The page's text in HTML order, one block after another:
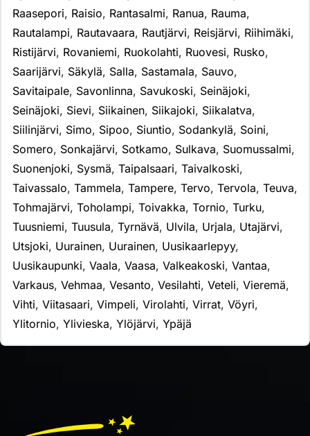
Raasepori, Raisio, Rantasalmi, Ranua, Rauma,
Rautalampi, Rautavaara, Rautjärvi, Reisjärvi, Riihimäki,
Ristijärvi, Rovaniemi, Ruokolahti, Ruovesi, Rusko,
Saarijärvi, Säkylä, Salla, Sastamala, Sauvo,
Savitaipale, Savonlinna, Savukoski, Seinäjoki,
Seinäjoki, Sievi, Siikainen, Siikajoki, Siikalatva,
Siilinjärvi, Simo, Sipoo, Siuntio, Sodankylä, Soini,
Somero, Sonkajärvi, Sotkamo, Sulkava, Suomussalmi,
Suonenjoki, Sysmä, Taipalsaari, Taivalkoski,
Taivassalo, Tammela, Tampere, Tervo, Tervola, Teuva,
Tohmajärvi, Toholampi, Toivakka, Tornio, Turku,
Tuusniemi, Tuusula, Tyrnävä, Ulvila, Urjala, Utajärvi,
Utsjoki, Uurainen, Uurainen, Uusikaarlepyy,
Uusikaupunki, Vaala, Vaasa, Valkeakoski, Vantaa,
Varkaus, Vehmaa, Vesanto, Vesilahti, Veteli, Vieremä,
Vihti, Viitasaari, Vimpeli, Virolahti, Virrat, Vöyri,
Ylitornio, Ylivieska, Ylöjärvi, Ypäjä